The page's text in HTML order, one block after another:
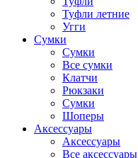
Туфли летние
Угги
Сумки
Сумки
Все сумки
Клатчи
Рюкзаки
Сумки
Шоперы
Аксессуары
Аксессуары
Все аксессуары